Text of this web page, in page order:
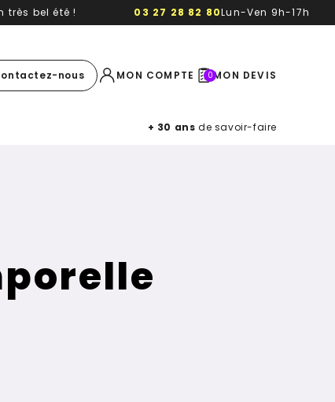
très bel été !
03 27 28 82 80Lun-Ven 9h-17h
nous MON COMPTE 0MON DEVIS
+ 30 ans de savoir-faire